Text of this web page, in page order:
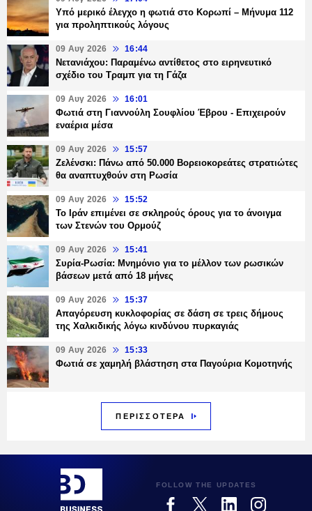
Υπό μερικό έλεγχο η φωτιά στο Κορωπί – Μήνυμα 112
για προληπτικούς λόγους
09 Αυγ 2026 16:44
Νετανιάχου: Παραμένω αντίθετος στο ειρηνευτικό
σχέδιο του Τραμπ για τη Γάζα
09 Αυγ 2026 16:01
Φωτιά στη Γιαννούλη Σουφλίου Έβρου - Επιχειρούν
εναέρια μέσα
09 Αυγ 2026 15:57
Ζελένσκι: Πάνω από 50.000 Βορειοκορεάτες στρατιώτες
θα αναπτυχθούν στη Ρωσία
09 Αυγ 2026 15:52
Το Ιράν επιμένει σε σκληρούς όρους για το άνοιγμα
των Στενών του Ορμούζ
09 Αυγ 2026 15:41
Συρία-Ρωσία: Μνημόνιο για το μέλλον των ρωσικών
βάσεων μετά από 18 μήνες
09 Αυγ 2026 15:37
Απαγόρευση κυκλοφορίας σε δάση σε τρεις δήμους
της Χαλκιδικής λόγω κινδύνου πυρκαγιάς
09 Αυγ 2026 15:33
Φωτιά σε χαμηλή βλάστηση στα Παγούρια Κομοτηνής
ΠΕΡΙΣΣΟΤΕΡΑ
FOLLOW THE UPDATES